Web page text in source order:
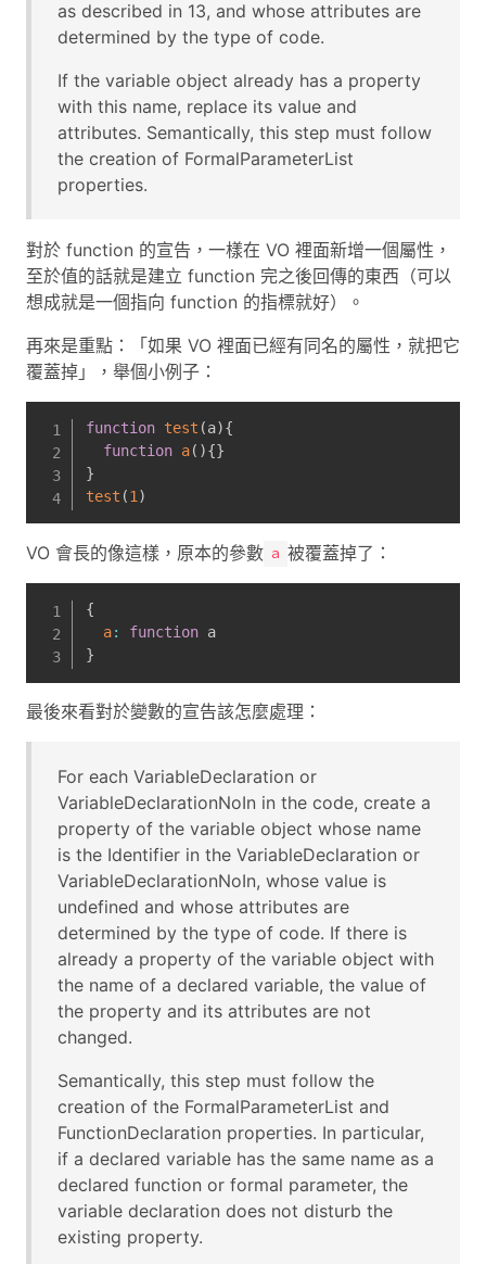
as described in 13, and whose attributes are
determined by the type of code.
If the variable object already has a property
with this name, replace its value and
attributes. Semantically, this step must follow
the creation of FormalParameterList
properties.
對於 function 的宣告，一樣在 VO 裡面新增一個屬性，
至於值的話就是建立 function 完之後回傳的東西（可以
想成就是一個指向 function 的指標就好）。
再來是重點：「如果 VO 裡面已經有同名的屬性，就把它
覆蓋掉」，舉個小例子：
function test (a){
function a( ){}
}
test (1 )
VO 會長的像這樣，原本的參數 a 被覆蓋掉了：
{
a: function
a
}
最後來看對於變數的宣告該怎麼處理：
For each VariableDeclaration or
VariableDeclarationNoIn in the code, create a
property of the variable object whose name
is the Identifier in the VariableDeclaration or
VariableDeclarationNoIn, whose value is
undefined and whose attributes are
determined by the type of code. If there is
already a property of the variable object with
the name of a declared variable, the value of
the property and its attributes are not
changed.
Semantically, this step must follow the
creation of the FormalParameterList and
FunctionDeclaration properties. In particular,
if a declared variable has the same name as a
declared function or formal parameter, the
variable declaration does not disturb the
existing property.